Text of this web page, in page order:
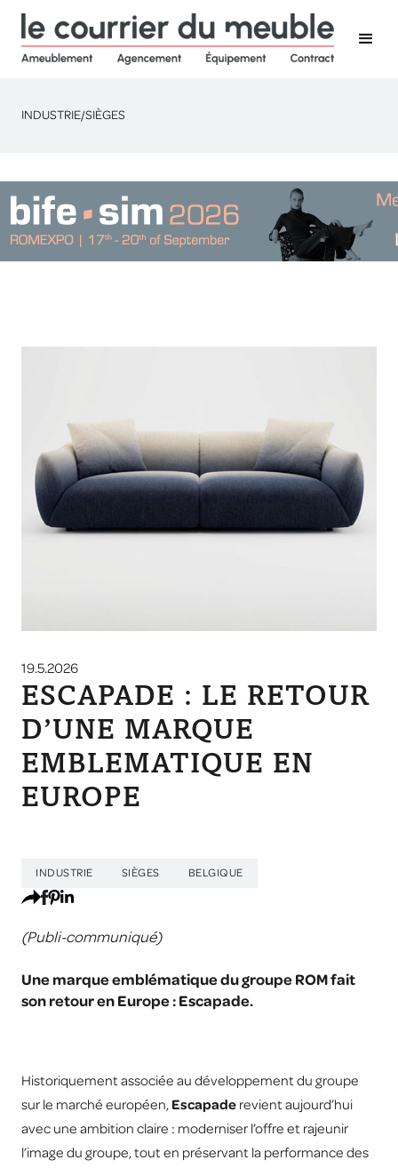
INDUSTRIE/SIÈGES
19.5.2026
ESCAPADE : LE RETOUR
D’UNE MARQUE
EMBLEMATIQUE EN
EUROPE
INDUSTRIE SIÈGES BELGIQUE
(Publi-communiqué)
Une marque emblématique du groupe ROM fait
son retour en Europe : Escapade.
Historiquement associée au développement du groupe
sur le marché européen, Escapade revient aujourd’hui
avec une ambition claire : moderniser l’offre et rajeunir
l’image du groupe, tout en préservant la performance des